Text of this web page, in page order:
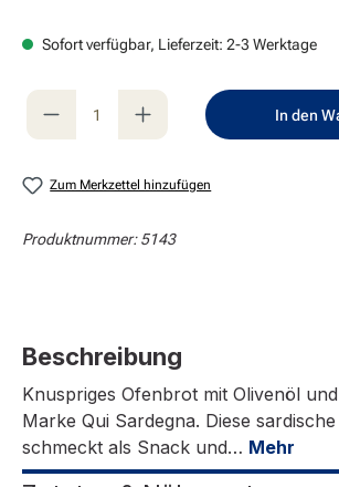
Sofort verfügbar, Lieferzeit: 2-3 Werktage
Produkt Anzahl: Gib denIn den
Zum Merkzettel hinzufügen
Produktnummer:5143
Beschreibung
Knuspriges Ofenbrot mit Olivenöl
Marke Qui Sardegna. Diese
schmeckt als Snack und… Mehr